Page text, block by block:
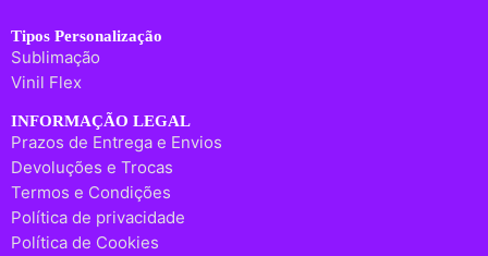
Tipos Personalização
Sublimação
Vinil Flex
INFORMAÇÃO LEGAL
Prazos de Entrega e Envios
Devoluções e Trocas
Termos e Condições
Política de privacidade
Política de Cookies